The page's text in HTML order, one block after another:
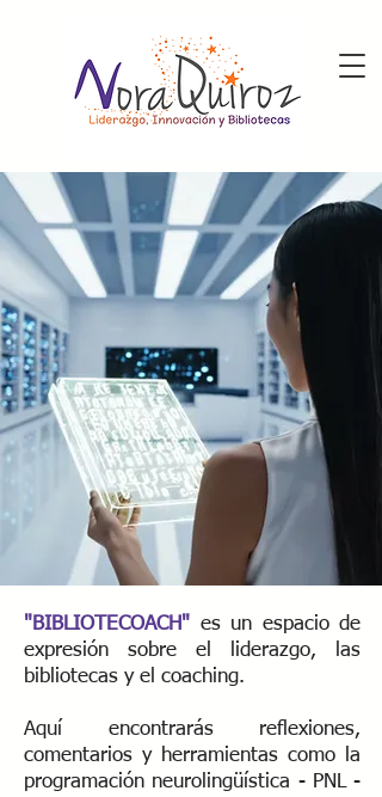
"BIBLIOTECOACH" es un espacio de
expresión sobre el liderazgo, las
bibliotecas y el coaching.
Aquí encontrarás reflexiones,
comentarios y herramientas como la
programación neurolingüística - PNL -